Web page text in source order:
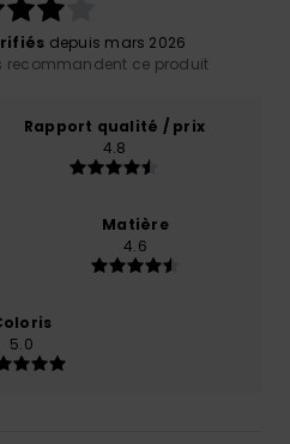
depuis mars 2026
recommandent ce produit
Rapport qualité / prix
4.8
Matière
4.6
5.0